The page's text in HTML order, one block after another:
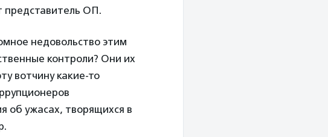
представитель ОП.
недовольство этим
контроли? Они их
вотчину какие-то
об ужасах, творящихся в